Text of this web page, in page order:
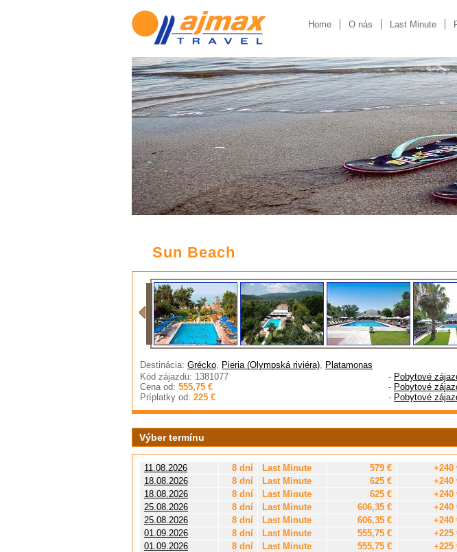
Home O nás Last Minute
Sun Beach
Destinácia: Grécko, Pieria (Olympská riviéra), Platamonas
Kód zájazdu: 1381077
Cena od: 555,75 €
Príplatky od: 225 €
- Pobytové
- Pobytové
- Pobytové
Výber termínu
11.08.2026 8 dní Last Minute 579 € +240
18.08.2026
8 dní Last Minute 625 € +240
18.08.2026
8 dní Last Minute 625 € +240
25.08.2026
8 dní Last Minute 606,35 € +240
25.08.2026
8 dní Last Minute 606,35 € +240
01.09.2026
8 dní Last Minute 555,75 € +225
01.09.2026
8 dní Last Minute 555,75 € +225